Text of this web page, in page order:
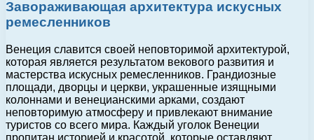
Завораживающая архитектура искусных
ремесленников
Венеция славится своей неповторимой архитектурой,
которая является результатом векового развития и
мастерства искусных ремесленников. Грандиозные
площади, дворцы и церкви, украшенные изящными
колоннами и венецианскими арками, создают
неповторимую атмосферу и привлекают внимание
туристов со всего мира. Каждый уголок Венеции
пропитан историей и красотой, которые оставляют